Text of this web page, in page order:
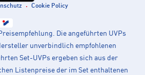
Cookie Policy
Die angeführten UVPs
unverbindlich empfohlenen
Set-UVPs ergeben sich aus der
Listenpreise der im Set enthaltenen